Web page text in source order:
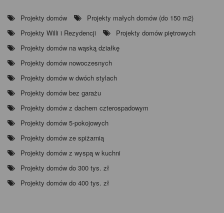
Projekty domów
Projekty małych domów (do 150 m2)
Projekty Willi i Rezydencji
Projekty domów piętrowych
Projekty domów na wąską działkę
Projekty domów nowoczesnych
Projekty domów w dwóch stylach
Projekty domów bez garażu
Projekty domów z dachem czterospadowym
Projekty domów 5-pokojowych
Projekty domów ze spiżarnią
Projekty domów z wyspą w kuchni
Projekty domów do 300 tys. zł
Projekty domów do 400 tys. zł